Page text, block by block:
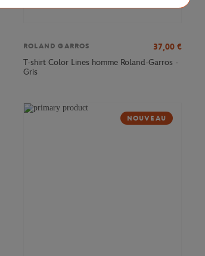
ROLAND GARROS 37,00 €
T-shirt Color Lines homme Roland-Garros -
Gris
NOUVEAU